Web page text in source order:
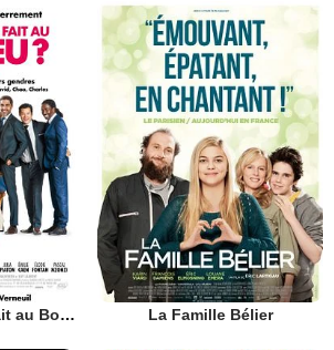
Qu'est-ce qu'on a fait au Bon Dieu? La Famille Bélier